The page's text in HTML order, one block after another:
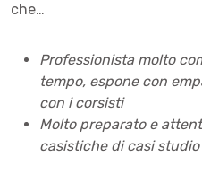
che…
Professionista molto
tempo, espone con
con i corsisti
Molto preparato e
casistiche di casi studio